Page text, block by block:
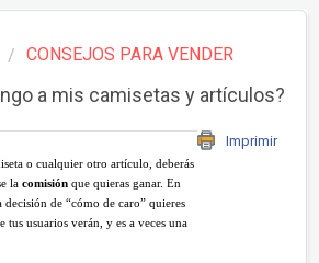
CONSEJOS PARA VENDER
a mis camisetas y artículos?
Imprimir
o cualquier otro artículo, deberás
la comisión que quieras ganar. En
decisión de “cómo de caro” quieres
tus usuarios verán, y es a veces una